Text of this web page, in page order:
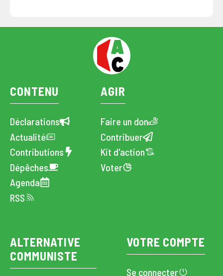
CONTENU
Déclarations
Actualité
Contributions
Dépêches
Agenda
RSS
AGIR
Faire un don
Contribuer
Kit d'action
Voter
ALTERNATIVE
COMMUNISTE
VOTRE COMPTE
Se connecter